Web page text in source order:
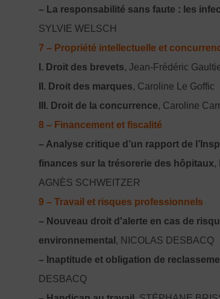
– La responsabilité sans faute : les
SYLVIE WELSCH
7 – Propriété intellectuelle et
I. Droit des brevets, Jean-Frédéric
II. Droit des marques, Caroline Le Goffic
III. Droit de la concurrence, Caroline
8 – Financement et fiscalité
– Analyse critique d’un rapport de
finances sur la trésorerie des hôpitaux,
AGNÈS SCHWEITZER
9 – Travail et risques professionnels
– Nouveau droit d'alerte en cas de
environnemental , NICOLAS DESBACQ
– Inaptitude et obligation de
DESBACQ